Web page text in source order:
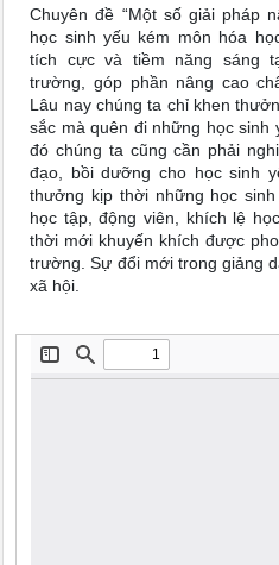
Chuyên đề “Một số giải pháp
học sinh yếu kém môn hóa
tích cực và tiềm năng sáng
trường, góp phần nâng cao
Lâu nay chúng ta chỉ khen
sắc mà quên đi những học sinh
đó chúng ta cũng cần phải
đạo, bồi dưỡng cho học sinh
thưởng kịp thời những học
học tập, động viên, khích lệ
thời mới khuyến khích được
trường. Sự đổi mới trong giảng
xã hội.